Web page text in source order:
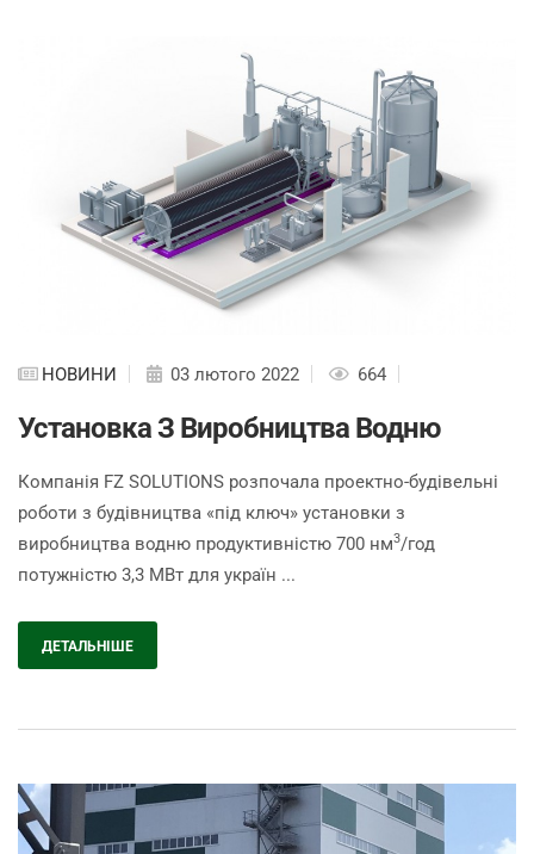
НОВИНИ 03 лютого 2022 664
Установка З Виробництва Водню
Компанія FZ SOLUTIONS розпочала проектно-будівельні
роботи з будівництва «під ключ» установки з
виробництва водню продуктивністю 700 нм3/год
потужністю 3,3 МВт для україн ...
ДЕТАЛЬНІШЕ